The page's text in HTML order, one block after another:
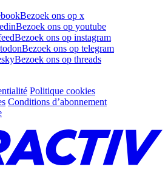
Bezoek ons op x
Bezoek ons op youtube
Bezoek ons op instagram
Bezoek ons op telegram
Bezoek ons op threads
Politique cookies
Conditions d’abonnement